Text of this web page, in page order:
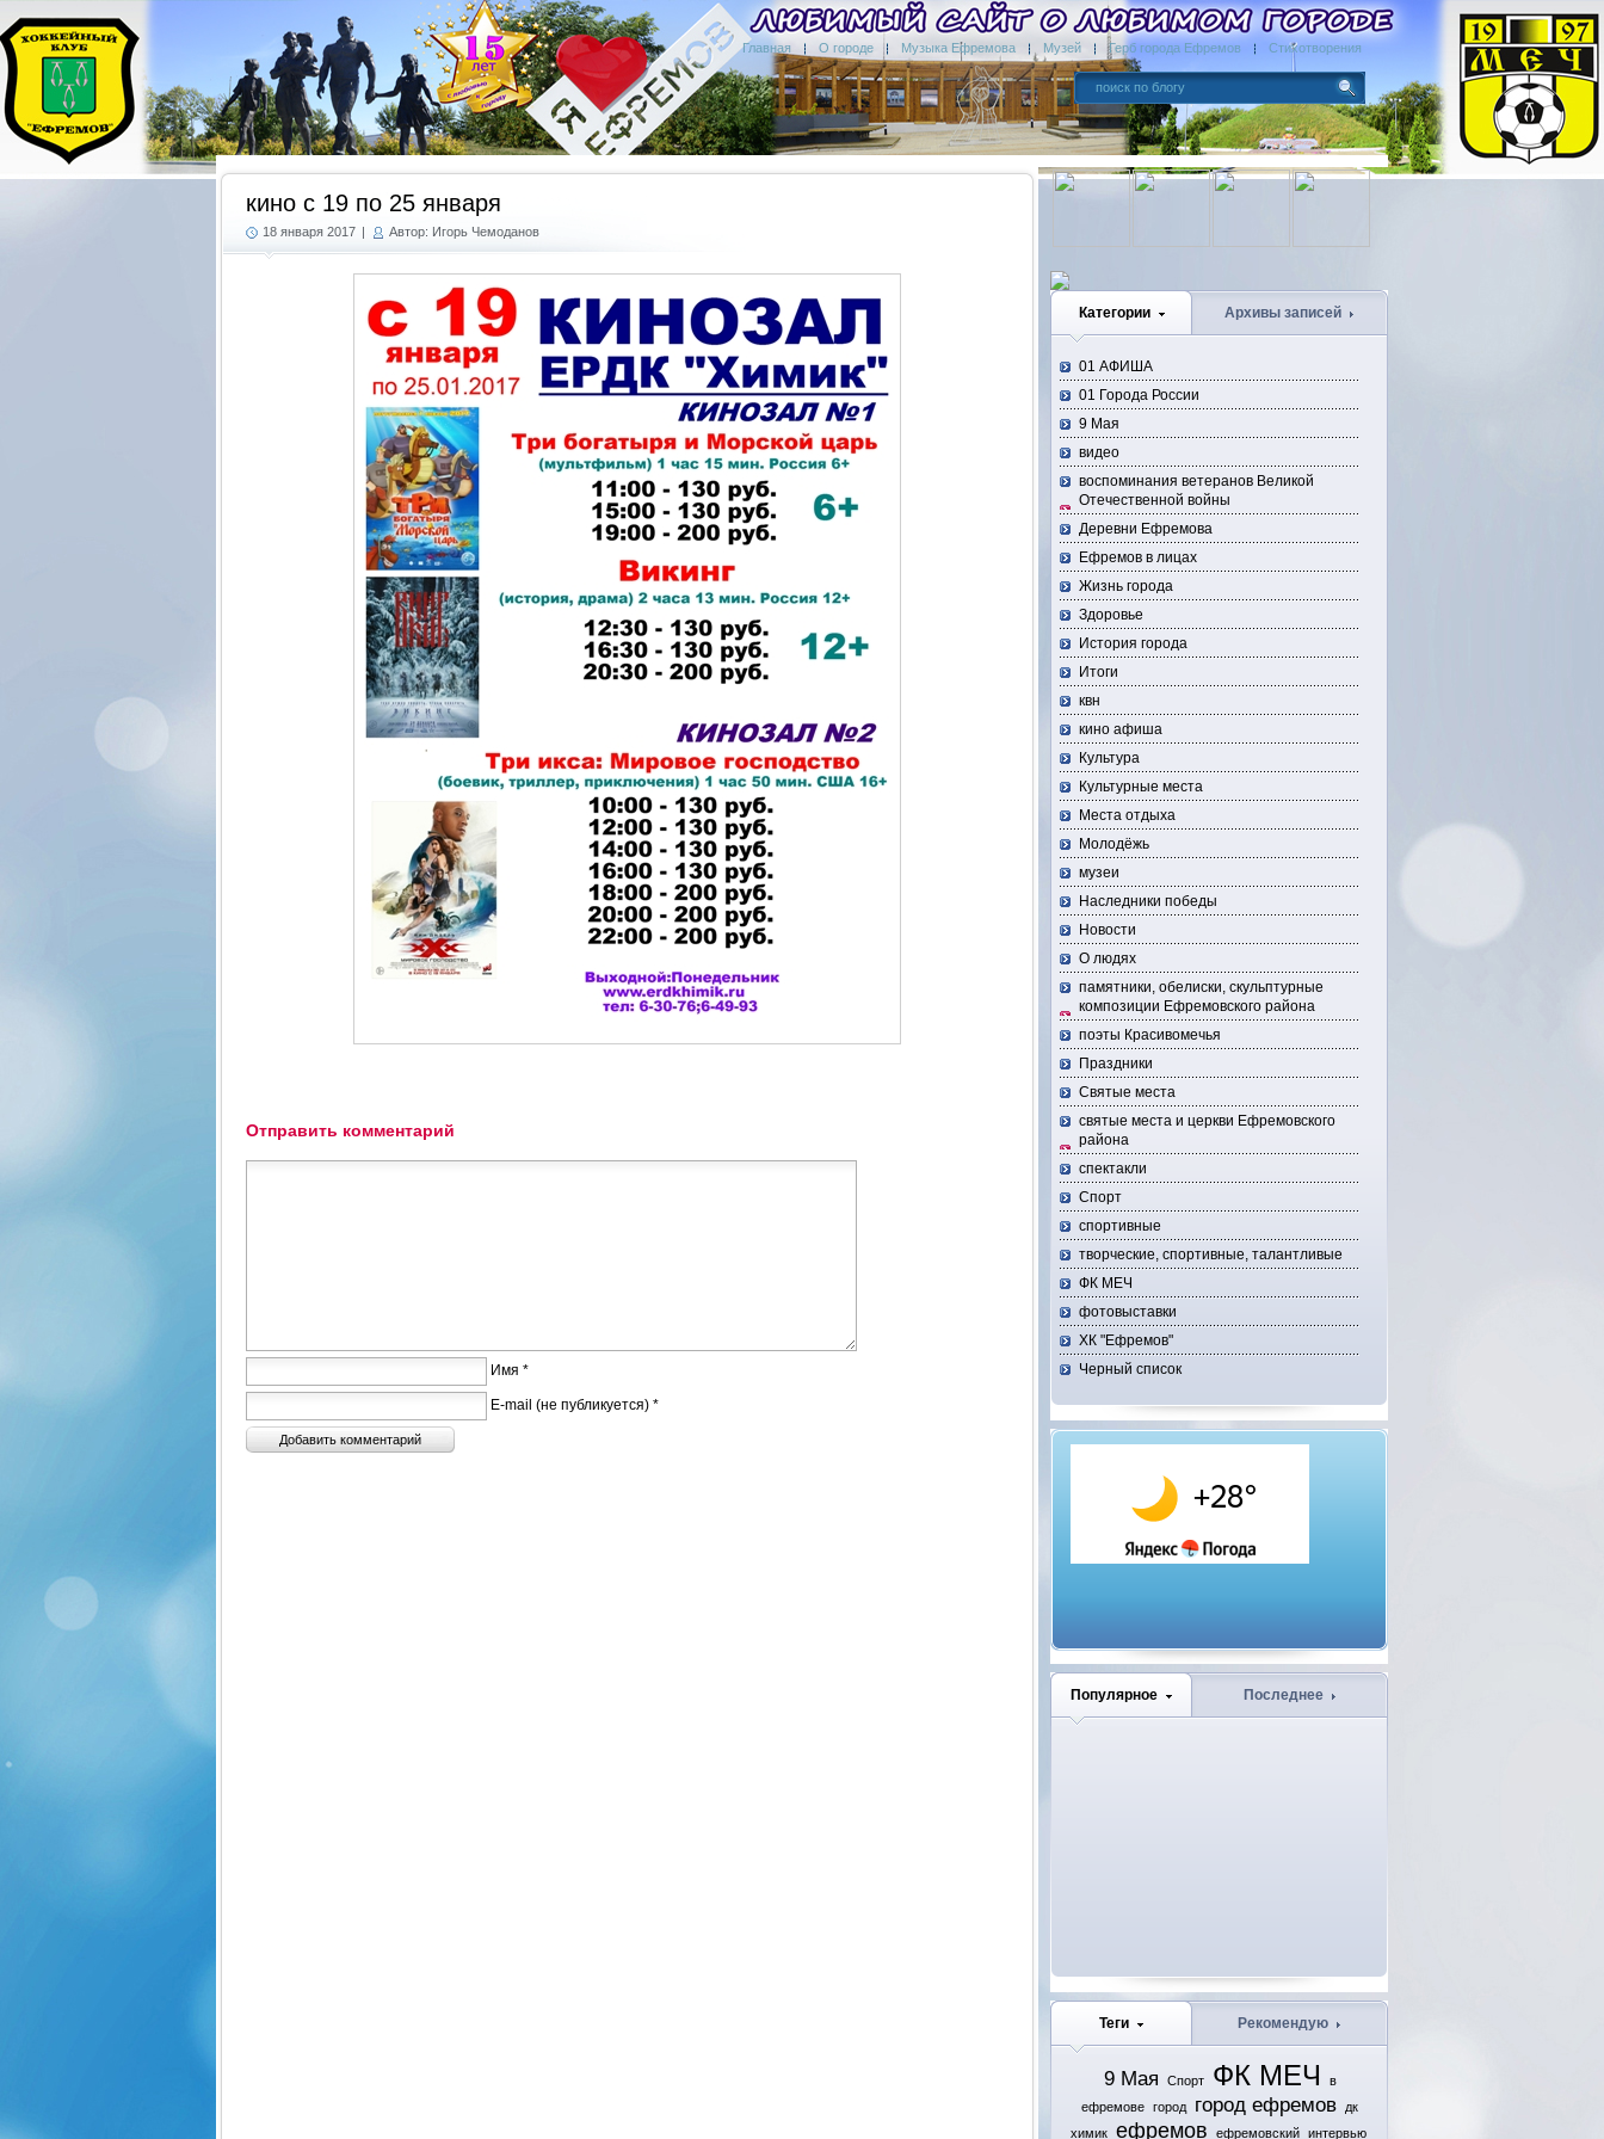
Главная О городе Музыка Ефремова Музей Герб города Ефремов Стихотворения
кино с 19 по 25 января
18 января 2017 | Автор: Игорь Чемоданов
Отправить комментарий
Имя *
E-mail (не публикуется) *
Категории Архивы записей
01 АФИША
01 Города России
9 Мая
видео
воспоминания ветеранов Великой
Отечественной войны
Деревни Ефремова
Ефремов в лицах
Жизнь города
Здоровье
История города
Итоги
квн
кино афиша
Культура
Культурные места
Места отдыха
Молодёжь
музеи
Наследники победы
Новости
О людях
памятники, обелиски, скульптурные
композиции Ефремовского района
поэты Красивомечья
Праздники
Святые места
святые места и церкви Ефремовского
района
спектакли
Спорт
спортивные
творческие, спортивные, талантливые
ФК МЕЧ
фотовыставки
ХК "Ефремов"
Черный список
Популярное Последнее
Теги Рекомендую
9 Мая Спорт ФК МЕЧ
в
ефремове
город город ефремов
дк
химик
ефремов ефремовский интервью